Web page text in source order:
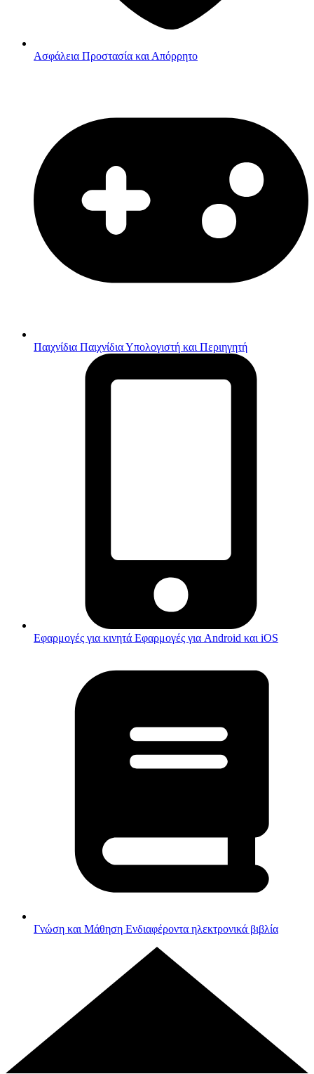
Ασφάλεια Προστασία και Απόρρητο
Παιχνίδια Παιχνίδια Υπολογιστή και Περιηγητή
Εφαρμογές για κινητά Εφαρμογές για Android και iOS
Γνώση και Μάθηση Ενδιαφέροντα ηλεκτρονικά βιβλία